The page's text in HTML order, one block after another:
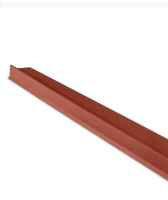
4,65/5bij TrustedShops
Luxe assortimenttegen scherpe prijzen
Maatwerk:
We maken het betaalbaar.